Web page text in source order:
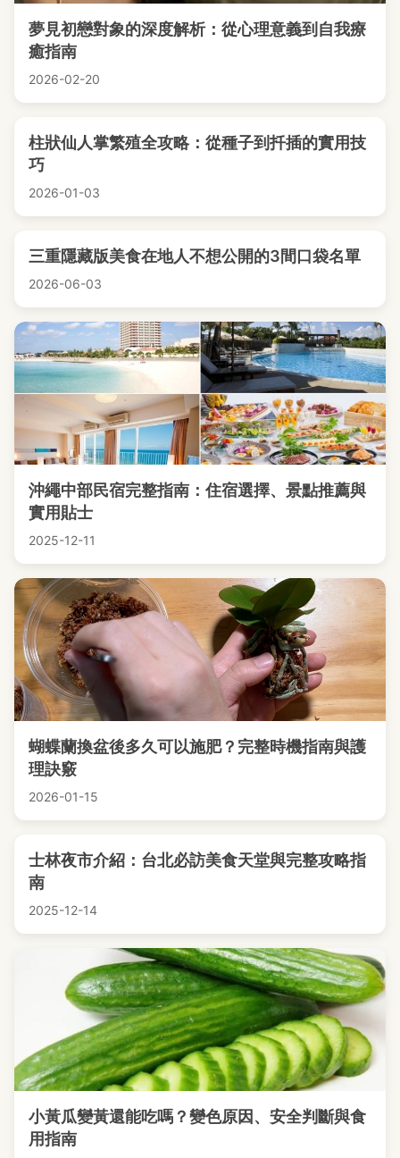
夢見初戀對象的深度解析：從心理意義到自我療
癒指南
2026-02-20
柱狀仙人掌繁殖全攻略：從種子到扦插的實用技
巧
2026-01-03
三重隱藏版美食在地人不想公開的3間口袋名單
2026-06-03
沖繩中部民宿完整指南：住宿選擇、景點推薦與
實用貼士
2025-12-11
蝴蝶蘭換盆後多久可以施肥？完整時機指南與護
理訣竅
2026-01-15
士林夜市介紹：台北必訪美食天堂與完整攻略指
南
2025-12-14
小黃瓜變黃還能吃嗎？變色原因、安全判斷與食
用指南